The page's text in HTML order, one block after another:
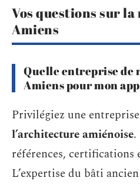
Vos questions sur
Amiens
Quelle entreprise de
Amiens pour mon
Privilégiez une
l’architecture amiénoise.
références, certifications
L’expertise du bâti